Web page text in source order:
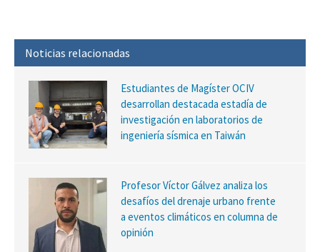
Noticias relacionadas
Estudiantes de Magíster OCIV
desarrollan destacada estadía de
investigación en laboratorios de
ingeniería sísmica en Taiwán
Profesor Víctor Gálvez analiza los
desafíos del drenaje urbano frente
a eventos climáticos en columna de
opinión